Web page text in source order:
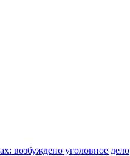
возбуждено уголовное дело